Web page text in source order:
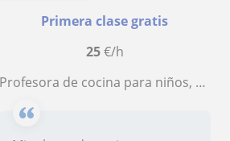
Primera clase gratis
25€/h
Profesora de cocina para niños, adolescentes y adultos, con más de 16 años de experiencia